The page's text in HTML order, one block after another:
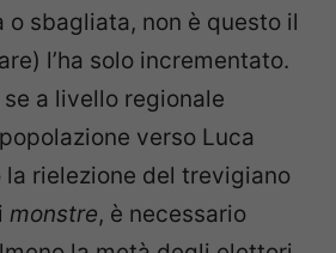
sbagliata, non è questo il
l’ha solo incrementato.
a livello regionale
verso Luca
rielezione del trevigiano
monstre, è necessario